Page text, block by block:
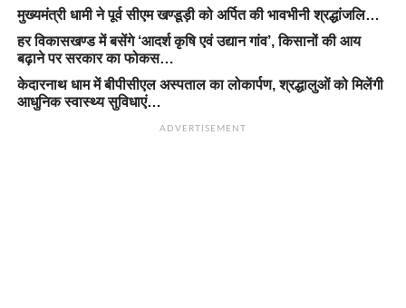
मुख्यमंत्री धामी ने पूर्व सीएम खण्डूड़ी को अर्पित की भावभीनी श्रद्धांजलि…
हर विकासखण्ड में बसेंगे ‘आदर्श कृषि एवं उद्यान गांव’, किसानों की आय
बढ़ाने पर सरकार का फोकस…
केदारनाथ धाम में बीपीसीएल अस्पताल का लोकार्पण, श्रद्धालुओं को मिलेंगी
आधुनिक स्वास्थ्य सुविधाएं…
ADVERTISEMENT